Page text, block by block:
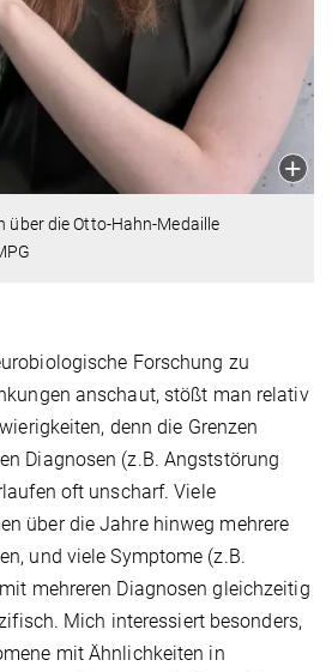
über die Otto-Hahn-Medaille
Forschung zu
anschaut, stößt man relativ
denn die Grenzen
Diagnosen (z.B. Angststörung
oft unscharf. Viele
über die Jahre hinweg mehrere
und viele Symptome (z.B.
mehreren Diagnosen gleichzeitig
Mich interessiert besonders,
mit Ähnlichkeiten in